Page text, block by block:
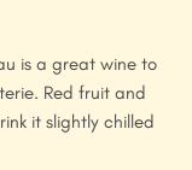
is a great wine to
Red fruit and
it slightly chilled